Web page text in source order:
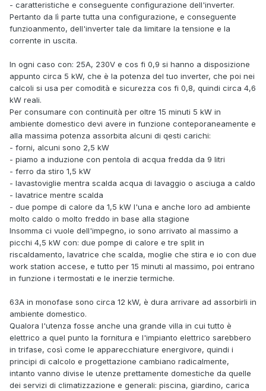
- caratteristiche e conseguente configurazione dell'inverter.
Pertanto da lì parte tutta una configurazione, e conseguente
funzioanmento, dell'inverter tale da limitare la tensione e la
corrente in uscita.
In ogni caso con: 25A, 230V e cos fi 0,9 si hanno a disposizione
appunto circa 5 kW, che è la potenza del tuo inverter, che poi nei
calcoli si usa per comodità e sicurezza cos fi 0,8, quindi circa 4,6
kW reali.
Per consumare con continuità per oltre 15 minuti 5 kW in
ambiente domestico devi avere in funzione conteporaneamente e
alla massima potenza assorbita alcuni di qesti carichi:
- forni, alcuni sono 2,5 kW
- piamo a induzione con pentola di acqua fredda da 9 litri
- ferro da stiro 1,5 kW
- lavastoviglie mentra scalda acqua di lavaggio o asciuga a caldo
- lavatrice mentre scalda
- due pompe di calore da 1,5 kW l'una e anche loro ad ambiente
molto caldo o molto freddo in base alla stagione
Insomma ci vuole dell'impegno, io sono arrivato al massimo a
picchi 4,5 kW con: due pompe di calore e tre split in
riscaldamento, lavatrice che scalda, moglie che stira e io con due
work station accese, e tutto per 15 minuti al massimo, poi entrano
in funzione i termostati e le inerzie termiche.
63A in monofase sono circa 12 kW, è dura arrivare ad assorbirli in
ambiente domestico.
Qualora l'utenza fosse anche una grande villa in cui tutto è
elettrico a quel punto la fornitura e l'impianto elettrico sarebbero
in trifase, così come le apparecchiature energivore, quindi i
principi di calcolo e progettazione cambiano radicalmente,
intanto vanno divise le utenze prettamente domestiche da quelle
dei servizi di climatizzazione e generali: piscina, giardino, carica